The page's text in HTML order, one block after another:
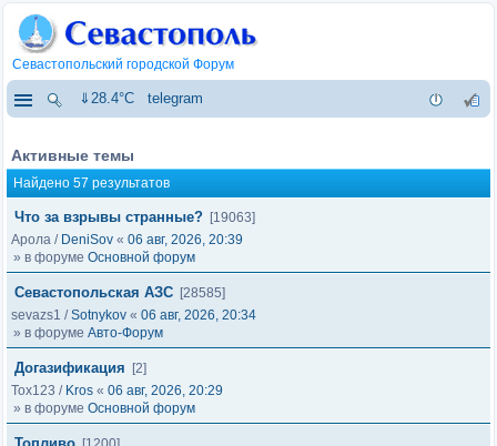
Севастопольский городской Форум
⇓28.4°C telegram
Активные темы
Найдено 57 результатов
Что за взрывы странные? [19063]
Арола / DeniSov « 06 авг, 2026, 20:39
» в форуме Основной форум
Севастопольская АЗС [28585]
sevazs1 /Sotnykov « 06 авг, 2026, 20:34
» в форуме Авто-Форум
Догазификация
[2]
Tox123 / Kros « 06 авг, 2026, 20:29
» в форуме Основной форум